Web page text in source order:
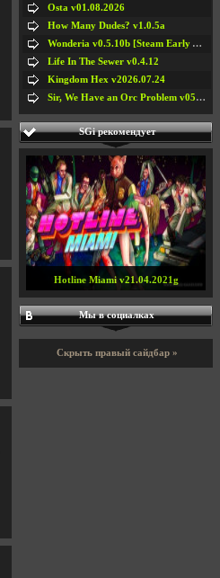
Osta v01.08.2026
How Many Dudes? v1.0.5a
Wonderia v0.5.10b [Steam Early Access]
Life In The Sewer v0.4.12
Kingdom Hex v2026.07.24
Sir, We Have an Orc Problem v05.08.2026
SGi рекомендует
Hotline Miami v21.04.2021g
Мы в социалках
Скрыть правый сайдбар »